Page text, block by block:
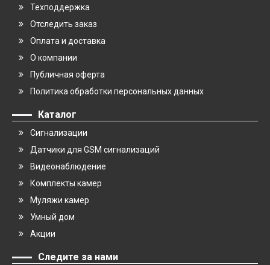
Техподдержка
Отследить заказ
Оплата и доставка
О компании
Публичная оферта
Политика обработки персональных данных
Каталог
Сигнализации
Датчики для GSM сигнализаций
Видеонаблюдение
Комплекты камер
Муляжи камер
Умный дом
Акции
Следите за нами